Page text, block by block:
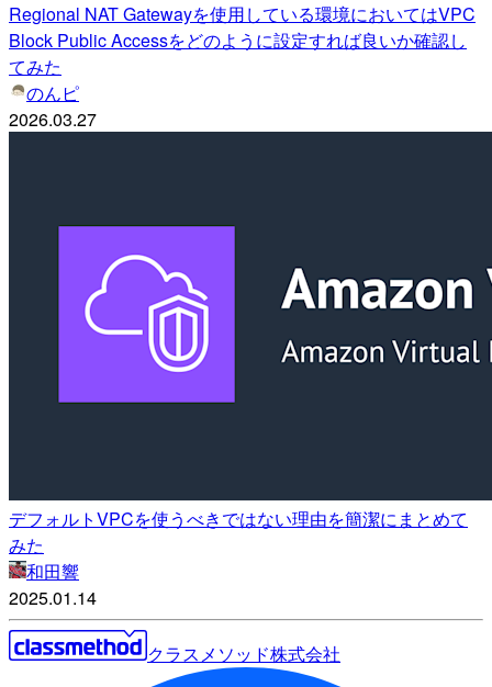
Regional NAT Gatewayを使用している環境においてはVPC
Block Public Accessをどのように設定すれば良いか確認し
てみた
のんピ
2026.03.27
デフォルトVPCを使うべきではない理由を簡潔にまとめて
みた
和田響
2025.01.14
クラスメソッド株式会社